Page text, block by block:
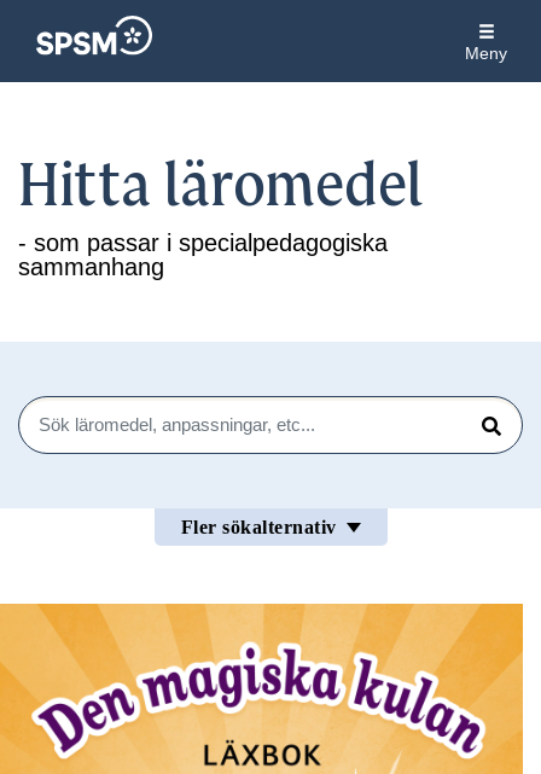
Meny
Hitta läromedel
- som passar i specialpedagogiska
sammanhang
Sök
Sök
Fler sökalternativ